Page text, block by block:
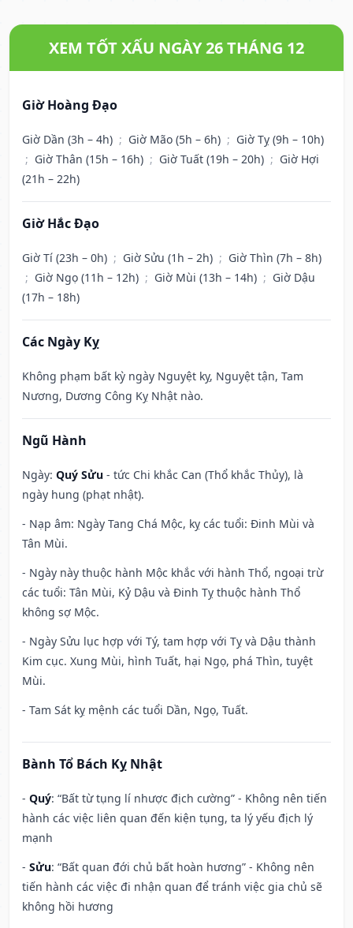
XEM TỐT XẤU NGÀY 26 THÁNG 12
Giờ Hoàng Đạo
Giờ Dần (3h – 4h) ; Giờ Mão (5h – 6h) ; Giờ Tỵ (9h – 10h)
; Giờ Thân (15h – 16h) ; Giờ Tuất (19h – 20h) ; Giờ Hợi
(21h – 22h)
Giờ Hắc Đạo
Giờ Tí (23h – 0h) ; Giờ Sửu (1h – 2h) ; Giờ Thìn (7h – 8h)
; Giờ Ngọ (11h – 12h) ; Giờ Mùi (13h – 14h) ; Giờ Dậu
(17h – 18h)
Các Ngày Kỵ
Không phạm bất kỳ ngày Nguyệt kỵ, Nguyệt tận, Tam
Nương, Dương Công Kỵ Nhật nào.
Ngũ Hành
Ngày: Quý Sửu - tức Chi khắc Can (Thổ khắc Thủy), là
ngày hung (phạt nhật).
- Nạp âm: Ngày Tang Chá Mộc, kỵ các tuổi: Đinh Mùi và
Tân Mùi.
- Ngày này thuộc hành Mộc khắc với hành Thổ, ngoại trừ
các tuổi: Tân Mùi, Kỷ Dậu và Đinh Tỵ thuộc hành Thổ
không sợ Mộc.
- Ngày Sửu lục hợp với Tý, tam hợp với Tỵ và Dậu thành
Kim cục. Xung Mùi, hình Tuất, hại Ngọ, phá Thìn, tuyệt
Mùi.
- Tam Sát kỵ mệnh các tuổi Dần, Ngọ, Tuất.
Bành Tổ Bách Kỵ Nhật
- Quý: “Bất từ tụng lí nhược địch cường” - Không nên tiến
hành các việc liên quan đến kiện tụng, ta lý yếu địch lý
mạnh
- Sửu: “Bất quan đới chủ bất hoàn hương” - Không nên
tiến hành các việc đi nhận quan để tránh việc gia chủ sẽ
không hồi hương